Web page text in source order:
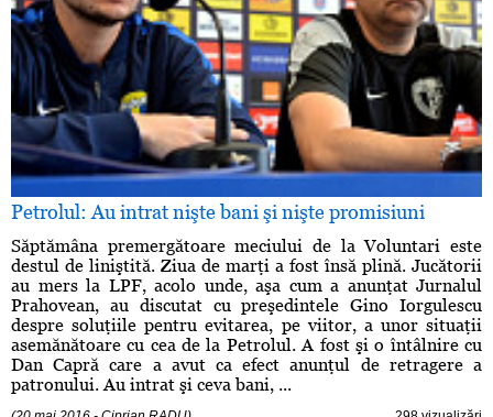
Petrolul: Au intrat nişte bani şi nişte promisiuni
Săptămâna premergătoare meciului de la Voluntari este
destul de liniştită. Ziua de marţi a fost însă plină. Jucătorii
au mers la LPF, acolo unde, aşa cum a anunţat Jurnalul
Prahovean, au discutat cu preşedintele Gino Iorgulescu
despre soluţiile pentru evitarea, pe viitor, a unor situaţii
asemănătoare cu cea de la Petrolul. A fost şi o întâlnire cu
Dan Capră care a avut ca efect anunţul de retragere a
patronului. Au intrat şi ceva bani, ...